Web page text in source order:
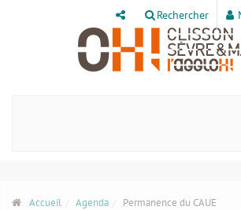
Rechercher
Accueil Agenda Permanence du CAUE
Panneau de gestion des cookies